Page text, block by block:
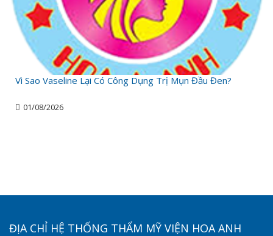
Vì Sao Vaseline Lại Có Công Dụng Trị Mụn Đầu Đen?
01/08/2026
ĐỊA CHỈ HỆ THỐNG THẨM MỸ VIỆN HOA ANH